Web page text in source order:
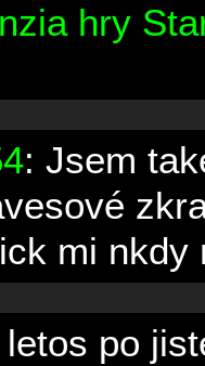
hry
: Jsem
mi nkdy
po